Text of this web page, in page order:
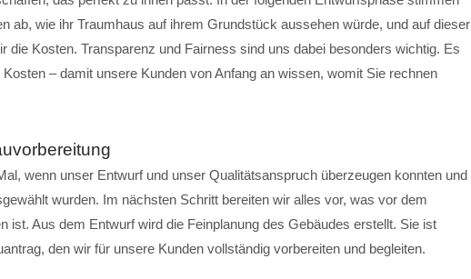
ab, wie ihr Traumhaus auf ihrem Grundstück aussehen würde, und auf dieser
die Kosten. Transparenz und Fairness sind uns dabei besonders wichtig. Es
– damit unsere Kunden von Anfang an wissen, womit Sie rechnen
wenn unser Entwurf und unser Qualitätsanspruch überzeugen konnten und
wurden. Im nächsten Schritt bereiten wir alles vor, was vor dem
ist. Aus dem Entwurf wird die Feinplanung des Gebäudes erstellt. Sie ist
den wir für unsere Kunden vollständig vorbereiten und begleiten.